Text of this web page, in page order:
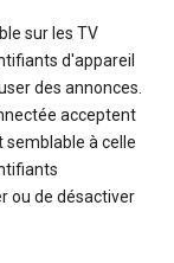
sur les TV
d'appareil
des annonces.
acceptent
à celle
ou de désactiver